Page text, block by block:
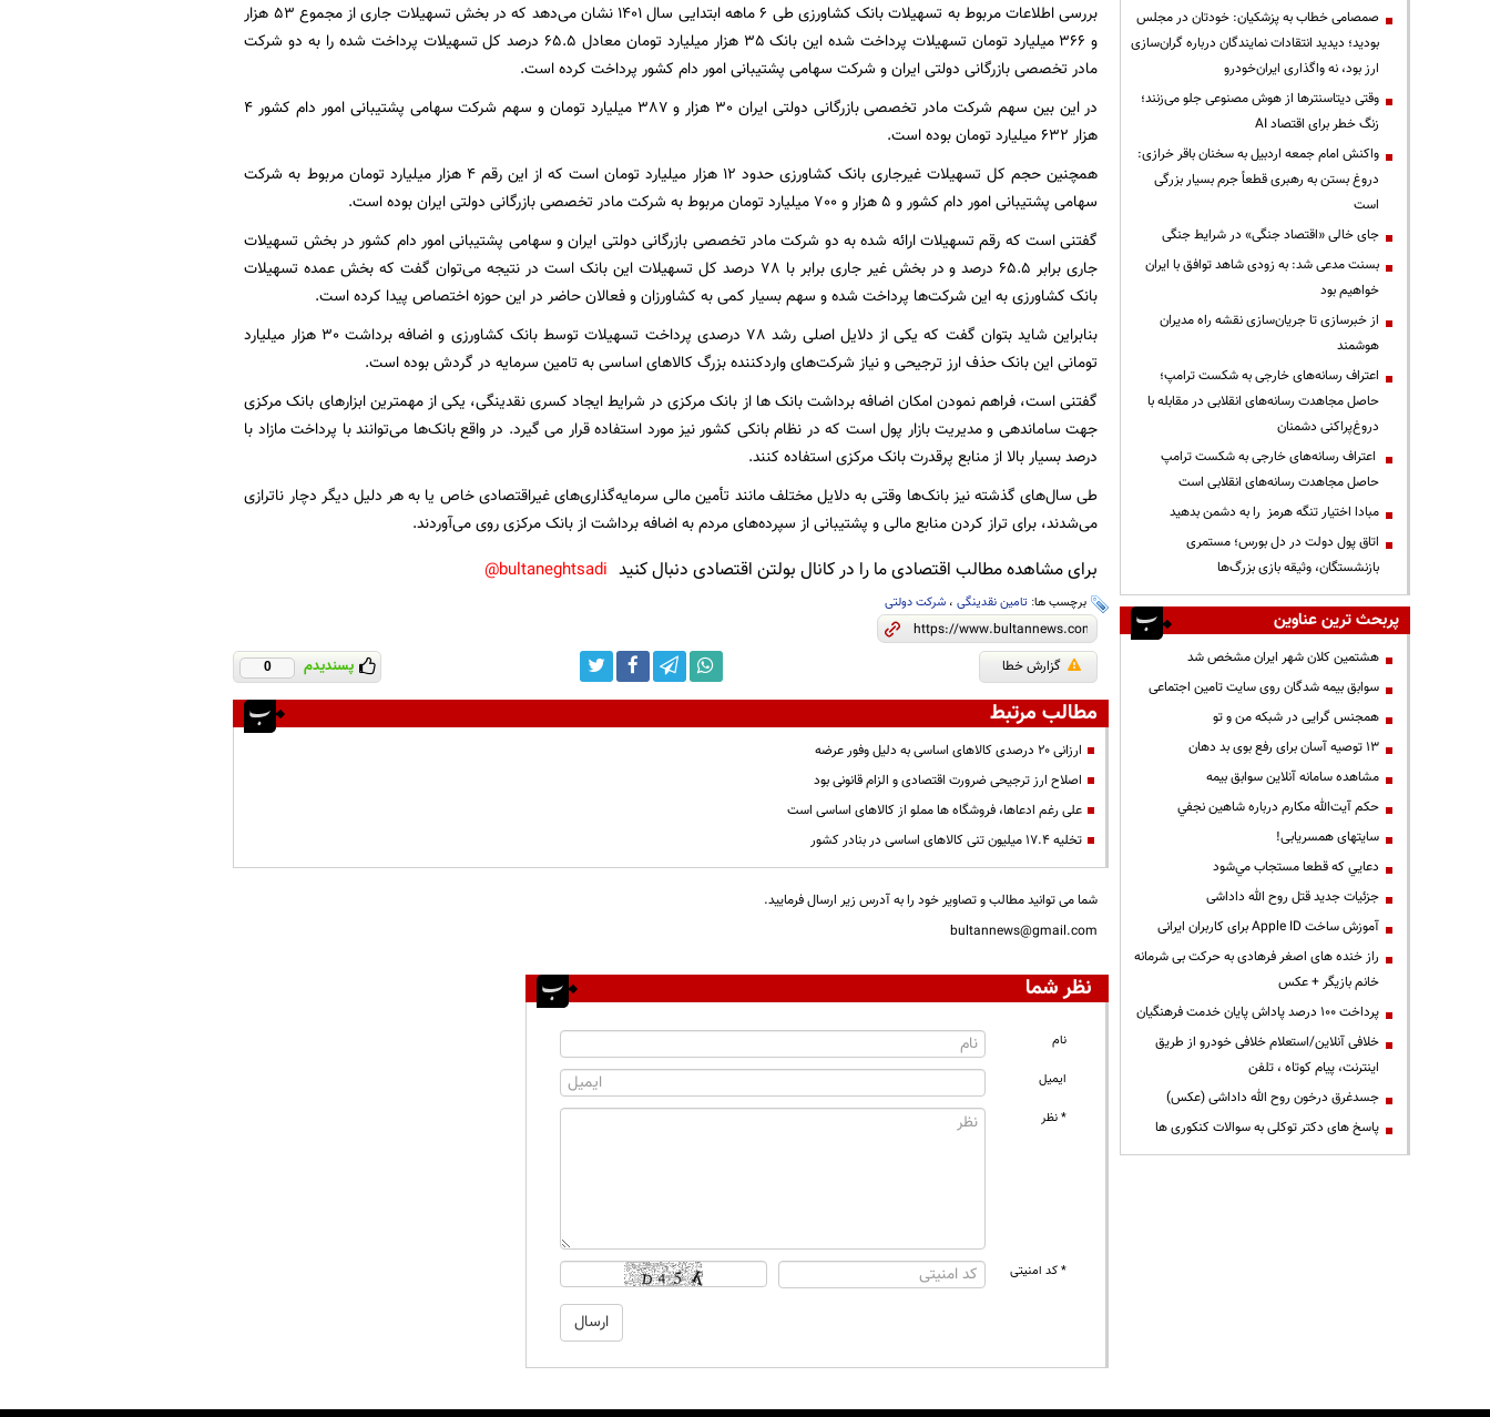
بررسی اطلاعات مربوط به تسهیلات بانک کشاورزی طی 6 ماهه ابتدایی سال 1401 نشان می‌دهد که در بخش تسهیلات جاری از مجموع 53 هزار
و 366 میلیارد تومان تسهیلات پرداخت شده این بانک 35 هزار میلیارد تومان معادل 65.5 درصد کل تسهیلات پرداخت شده را به دو شرکت
مادر تخصصی بازرگانی دولتی ایران و شرکت سهامی پشتیبانی امور دام کشور پرداخت کرده است.
در این بین سهم شرکت مادر تخصصی بازرگانی دولتی ایران 30 هزار و 387 میلیارد تومان و سهم شرکت سهامی پشتیبانی امور دام کشور 4
هزار 632 میلیارد تومان بوده است.
همچنین حجم کل تسهیلات غیرجاری بانک کشاورزی حدود 12 هزار میلیارد تومان است که از این رقم 4 هزار میلیارد تومان مربوط به شرکت
سهامی پشتیبانی امور دام کشور و 5 هزار و 700 میلیارد تومان مربوط به شرکت مادر تخصصی بازرگانی دولتی ایران بوده است.
گفتنی است که رقم تسهیلات ارائه شده به دو شرکت مادر تخصصی بازرگانی دولتی ایران و سهامی پشتیبانی امور دام کشور در بخش تسهیلات
جاری برابر 65.5 درصد و در بخش غیر جاری برابر با 78 درصد کل تسهیلات این بانک است در نتیجه می‌توان گفت که بخش عمده تسهیلات
بانک کشاورزی به این شرکت‌ها پرداخت شده و سهم بسیار کمی به کشاورزان و فعالان حاضر در این حوزه اختصاص پیدا کرده است.
بنابراین شاید بتوان گفت که یکی از دلایل اصلی رشد 78 درصدی پرداخت تسهیلات توسط بانک کشاورزی و اضافه برداشت 30 هزار میلیارد
تومانی این بانک حذف ارز ترجیحی و نیاز شرکت‌های واردکننده بزرگ کالاهای اساسی به تامین سرمایه در گردش بوده است.
گفتنی است، فراهم نمودن امکان اضافه برداشت بانک ها از بانک مرکزی در شرایط ایجاد کسری نقدینگی، یکی از مهمترین ابزارهای بانک مرکزی
جهت ساماندهی و مدیریت بازار پول است که در نظام بانکی کشور نیز مورد استفاده قرار می گیرد. در واقع بانک‌ها می‌توانند با پرداخت مازاد با
درصد بسیار بالا از منابع پرقدرت بانک مرکزی استفاده کنند.
طی سال‌های گذشته نیز بانک‌ها وقتی به دلایل مختلف مانند تأمین مالی سرمایه‌گذاری‌های غیراقتصادی خاص یا به هر دلیل دیگر دچار ناترازی
می‌شدند، برای تراز کردن منابع مالی و پشتیبانی از سپرده‌های مردم به اضافه برداشت از بانک مرکزی روی می‌آوردند.
برای مشاهده مطالب اقتصادی ما را در کانال بولتن اقتصادی دنبال کنید bultaneghtsadi@
برچسب ها: تامین نقدینگی، شرکت دولتی
گزارش خطا پسندیدم 0
مطالب مرتبط
ارزانی ۲۰ درصدی کالاهای اساسی به دلیل وفور عرضه
اصلاح ارز ترجیحی ضرورت اقتصادی و الزام قانونی بود
علی رغم ادعاها، فروشگاه ها مملو از کالاهای اساسی است
تخلیه ۱۷.۴ میلیون تنی کالاهای اساسی در بنادر کشور
شما می توانید مطالب و تصاویر خود را به آدرس زیر ارسال فرمایید.
bultannews@gmail.com
نظر شما
نام
ایمیل
* نظر
* کد امنیتی
صمصامی خطاب به پزشکیان: خودتان در مجلس
بودید؛ دیدید انتقادات نمایندگان درباره گران‌سازی
ارز بود، نه واگذاری ایران‌خودرو
وقتی دیتاسنترها از هوش مصنوعی جلو می‌زنند؛
زنگ خطر برای اقتصاد AI
واکنش امام جمعه اردبیل به سخنان باقر خرازی:
دروغ بستن به رهبری قطعاً جرم بسیار بزرگی
است
جای خالی «اقتصاد جنگی» در شرایط جنگی
بسنت مدعی شد: به زودی شاهد توافق با ایران
خواهیم بود
از خبرسازی تا جریان‌سازی نقشه راه مدیران
هوشمند
اعتراف رسانه‌های خارجی به شکست ترامپ؛
حاصل مجاهدت رسانه‌های انقلابی در مقابله با
دروغ‌پراکنی دشمنان
اعتراف رسانه‌های خارجی به شکست ترامپ
حاصل مجاهدت رسانه‌های انقلابی است
مبادا اختیار تنگه هرمز را به دشمن بدهید
اتاق پول دولت در دل بورس؛ مستمری
بازنشستگان، وثیقه بازی بزرگ‌ها
پربحث ترین عناوین
هشتمین کلان شهر ایران مشخص شد
سوابق بیمه شدگان روی سایت تامین اجتماعی
همجنس گرایی در شبکه من و تو
13 توصیه آسان برای رفع بوی بد دهان
مشاهده سامانه آنلاين سوابق بیمه
حكم آيت‌الله مكارم درباره شاهين نجفي
سایتهای همسریابی!
دعايي كه قطعا مستجاب مي‌شود
جزئیات جدید قتل روح الله داداشی
آموزش ساخت Apple ID برای کاربران ایرانی
راز خنده های اصغر فرهادی به حرکت بی شرمانه
خانم بازیگر + عکس
پرداخت ۱۰۰ درصد پاداش پایان خدمت فرهنگیان
خلافی آنلاین/استعلام خلافی خودرو از طریق
اینترنت، پیام کوتاه ، تلفن
جسدغرق درخون روح الله داداشی (عکس)
پاسخ های دکتر توکلی به سوالات کنکوری ها